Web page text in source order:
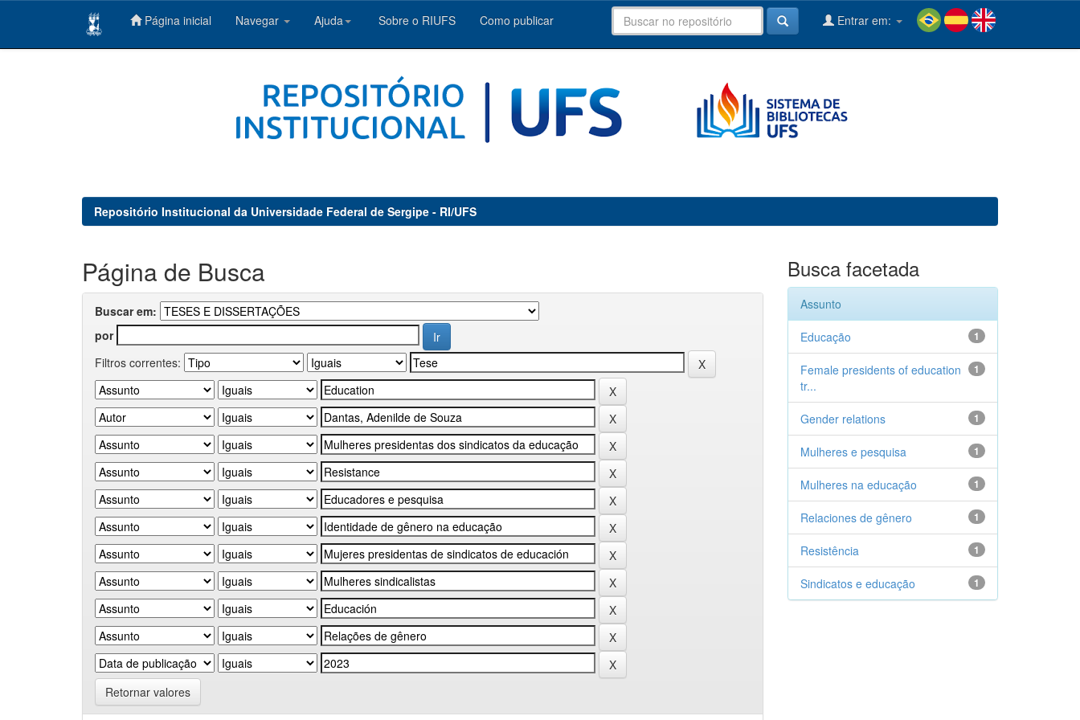
Página inicial Navegar Ajuda Sobre o RIUFS Como publicar Entrar em:
Repositório Institucional da Universidade Federal de Sergipe - RI/UFS
Página de Busca
Buscar em:
por
Filtros correntes:
Retornar valores
Busca facetada
Assunto
1
Educação
1
Female presidents of education
tr...
1
Gender relations
1
Mulheres e pesquisa
1
Mulheres na educação
1
Relaciones de gênero
1
Resistência
1
Sindicatos e educação